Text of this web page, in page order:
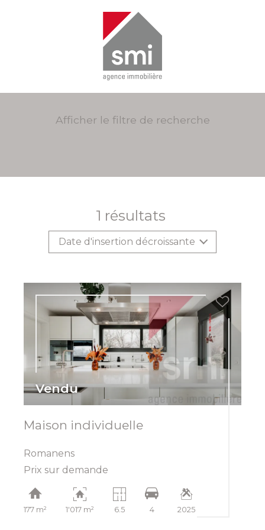
Afficher le filtre de recherche
1 résultats
Date d'insertion décroissante
Vendu
Maison individuelle
Romanens
Prix sur demande
177 m² 1'017 m² 6.5 4 2025